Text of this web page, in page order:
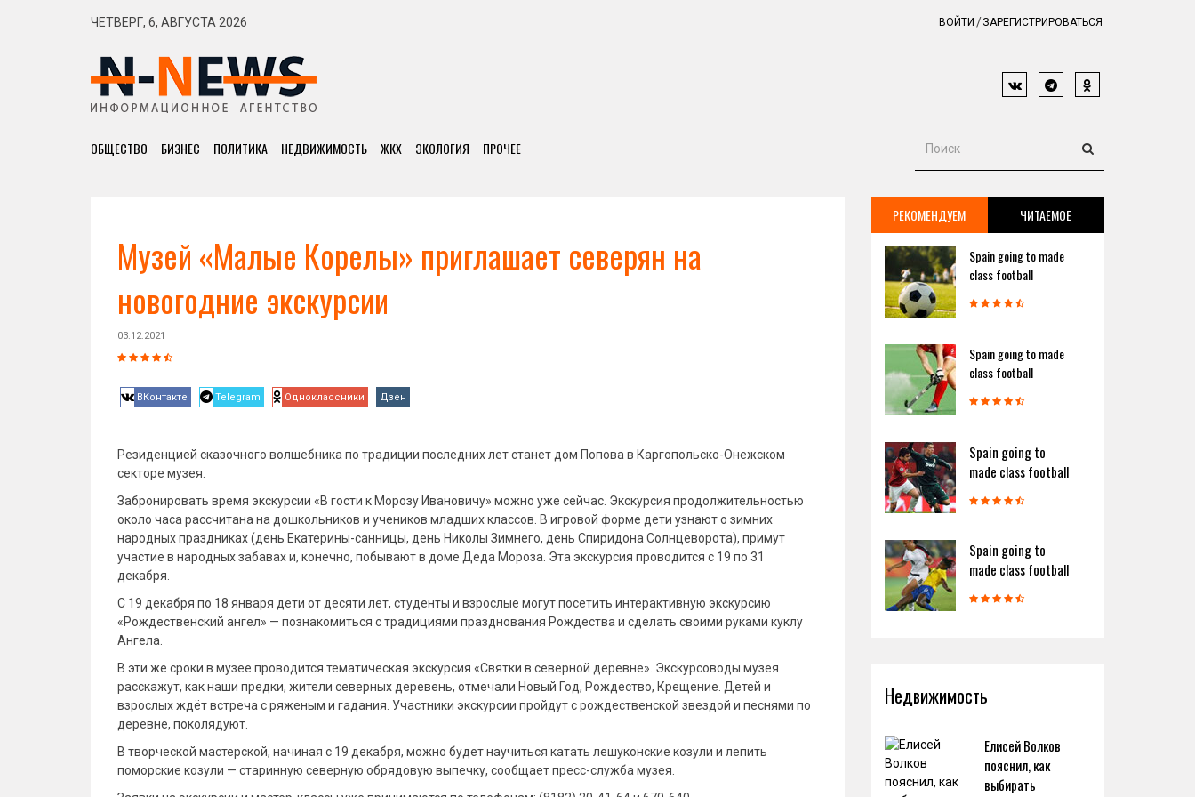
ЧЕТВЕРГ, 6, АВГУСТА 2026 ВОЙТИ ЗАРЕГИСТРИРОВАТЬСЯ
ОБЩЕСТВО БИЗНЕС ПОЛИТИКА НЕДВИЖИМОСТЬ ЖКХ ЭКОЛОГИЯ ПРОЧЕЕ
Музей «Малые Корелы» приглашает северян на
новогодние экскурсии
03.12.2021
ВКонтакте Telegram Одноклассники Дзен
Резиденцией сказочного волшебника по традиции последних лет станет дом Попова в Каргопольско-Онежском
секторе музея.
Забронировать время экскурсии «В гости к Морозу Ивановичу» можно уже сейчас. Экскурсия продолжительностью
около часа рассчитана на дошкольников и учеников младших классов. В игровой форме дети узнают о зимних
народных праздниках (день Екатерины-санницы, день Николы Зимнего, день Спиридона Солнцеворота), примут
участие в народных забавах и, конечно, побывают в доме Деда Мороза. Эта экскурсия проводится с 19 по 31
декабря.
С 19 декабря по 18 января дети от десяти лет, студенты и взрослые могут посетить интерактивную экскурсию
«Рождественский ангел» — познакомиться с традициями празднования Рождества и сделать своими руками куклу
Ангела.
В эти же сроки в музее проводится тематическая экскурсия «Святки в северной деревне». Экскурсоводы музея
расскажут, как наши предки, жители северных деревень, отмечали Новый Год, Рождество, Крещение. Детей и
взрослых ждёт встреча с ряженым и гадания. Участники экскурсии пройдут с рождественской звездой и песнями по
деревне, поколядуют.
В творческой мастерской, начиная с 19 декабря, можно будет научиться катать лешуконские козули и лепить
поморские козули — старинную северную обрядовую выпечку, сообщает пресс-служба музея.
РЕКОМЕНДУЕМ ЧИТАЕМОЕ
Spain going to made
class football
Spain going to made
class football
Spain going to
made class football
Spain going to
made class football
Недвижимость
Елисей Волков
пояснил, как
выбирать